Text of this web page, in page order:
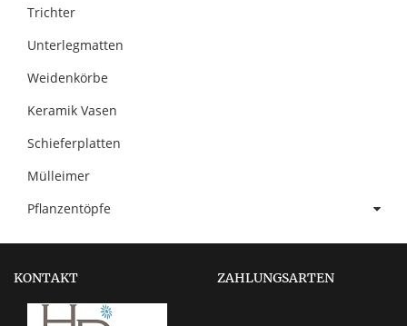
Trichter
Unterlegmatten
Weidenkörbe
Keramik Vasen
Schieferplatten
Mülleimer
Pflanzentöpfe
KONTAKT ZAHLUNGSARTEN